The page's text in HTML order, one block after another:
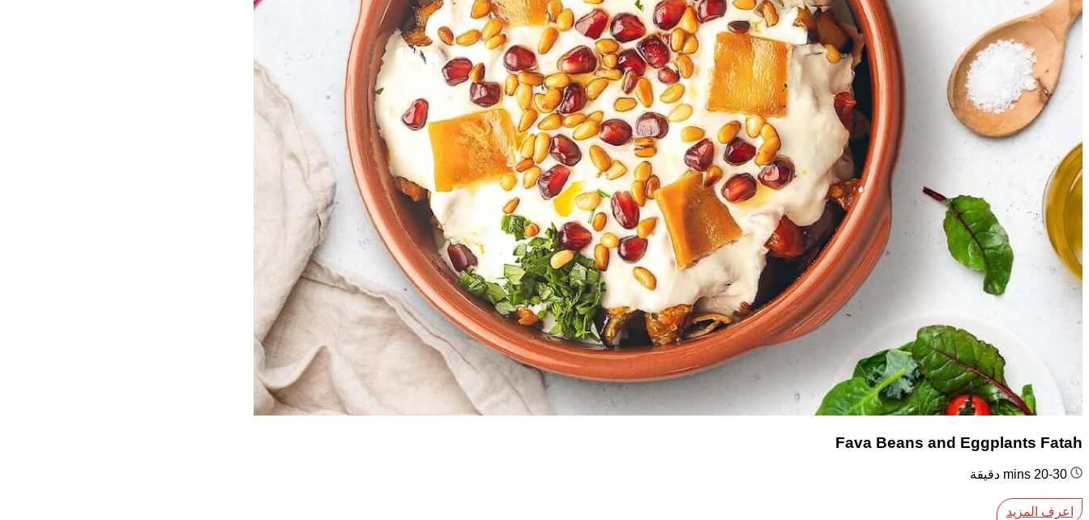
Fava Beans and Eggplants Fatah
اعرف المزيد